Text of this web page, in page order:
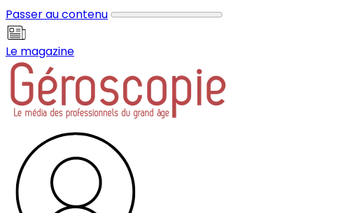
Passer au contenu
Le magazine
Panneau de gestion des cookies